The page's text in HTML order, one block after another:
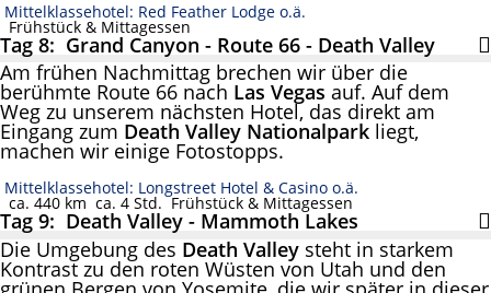
Mittelklassehotel: Red Feather Lodge o.ä.
Frühstück & Mittagessen
Tag 8: Grand Canyon - Route 66 - Death Valley
Am frühen Nachmittag brechen wir über die
berühmte Route 66 nach Las Vegas auf. Auf dem
Weg zu unserem nächsten Hotel, das direkt am
Eingang zum Death Valley Nationalpark liegt,
machen wir einige Fotostopps.
Mittelklassehotel: Longstreet Hotel & Casino o.ä.
ca. 440 km ca. 4 Std. Frühstück & Mittagessen
Tag 9: Death Valley - Mammoth Lakes
Die Umgebung des Death Valley steht in starkem
Kontrast zu den roten Wüsten von Utah und den